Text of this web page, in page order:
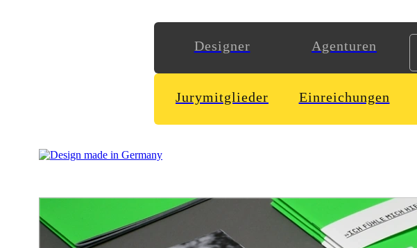
Designer Agenturen
Jurymitglieder Einreichungen
Wir haben uns auf den Weg gemacht, um eine eigene Vorstellung von einem Land
Perserteppichen und schenkten uns ihr Vertrauen: Wir sprachen über Sexualität im
entdeckten eine Stadt voller Paradoxe! Entstanden ist eine Wanderausstellung,